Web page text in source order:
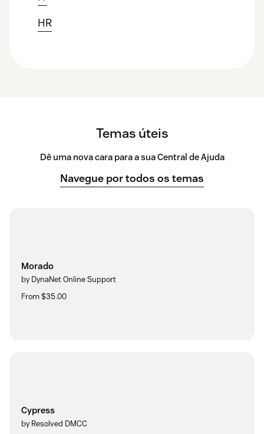
HR
Temas úteis
Dê uma nova cara para a sua Central de Ajuda
Navegue por todos os temas
Morado
by DynaNet Online Support
From $35.00
Cypress
by Resolved DMCC